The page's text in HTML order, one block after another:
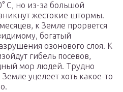
С, но из-за большой
жестокие штормы.
к Земле прорвется
богатый
озонового слоя. К
гибель посевов,
мор людей. Трудно
уцелеет хоть какое-то